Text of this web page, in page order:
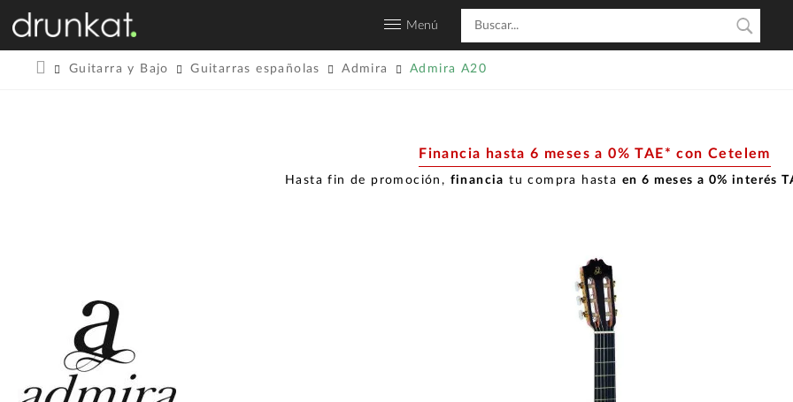
Menú
Guitarra y Bajo Guitarras españolas Admira Admira A20
Financia hasta 6 meses a 0% TAE* con Cetelem
Hasta fin de promoción, financia tu compra hasta en 6 meses a 0% interés